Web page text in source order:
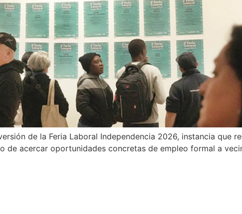
de la Feria Laboral Independencia 2026, instancia que
de acercar oportunidades concretas de empleo formal a